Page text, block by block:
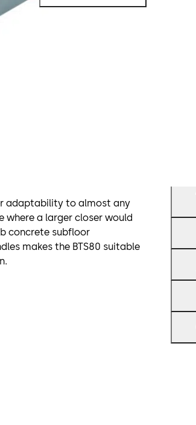
adaptability to almost any
where a larger closer would
concrete subfloor
makes the BTS80 suitable